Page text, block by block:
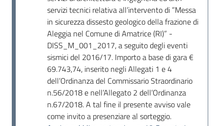
servizi tecnici relativa all’intervento di ”Messa
in sicurezza dissesto geologico della frazione di
Aleggia nel Comune di Amatrice (RI)” -
DISS_M_001_2017, a seguito degli eventi
sismici del 2016/17. Importo a base di gara €
69.743,74, inserito negli Allegati 1 e 4
dell’Ordinanza del Commissario Straordinario
n.56/2018 e nell’Allegato 2 dell’Ordinanza
n.67/2018. A tal fine il presente avviso vale
come invito a presenziare al sorteggio.